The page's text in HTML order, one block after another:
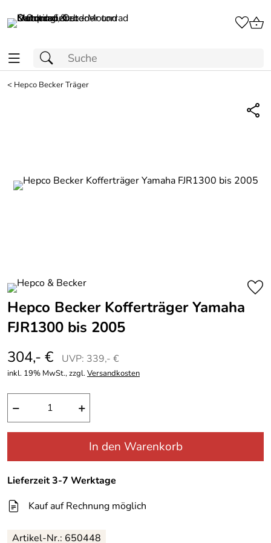
< Hepco Becker Träger
Hepco Becker Kofferträger Yamaha
FJR1300 bis 2005
304,- €
UVP: 339,- €
inkl. 19% MwSt., zzgl.Versandkosten
− +
In den Warenkorb
Lieferzeit 3-7 Werktage
Kauf auf Rechnung möglich
Artikel-Nr.: 650448